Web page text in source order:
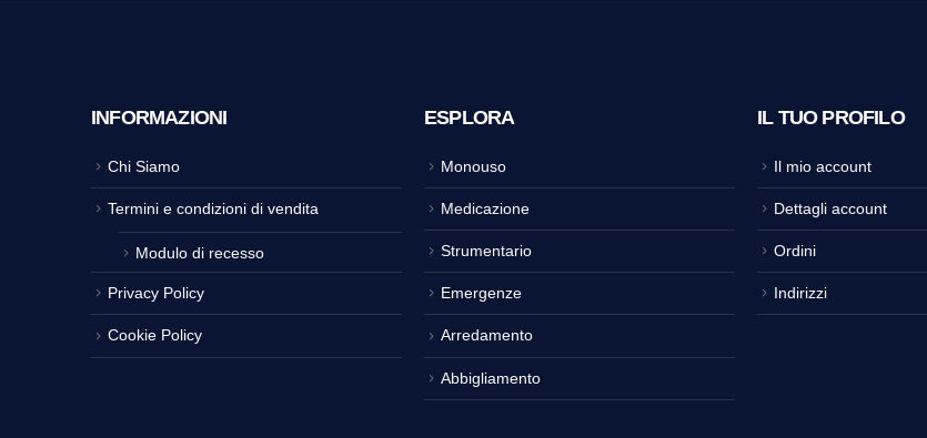
INFORMAZIONI
Chi Siamo
Termini e condizioni di vendita
Modulo di recesso
Privacy Policy
Cookie Policy
ESPLORA
Monouso
Medicazione
Strumentario
Emergenze
Arredamento
Abbigliamento
IL TUO PROFILO
Il mio account
Dettagli account
Ordini
Indirizzi